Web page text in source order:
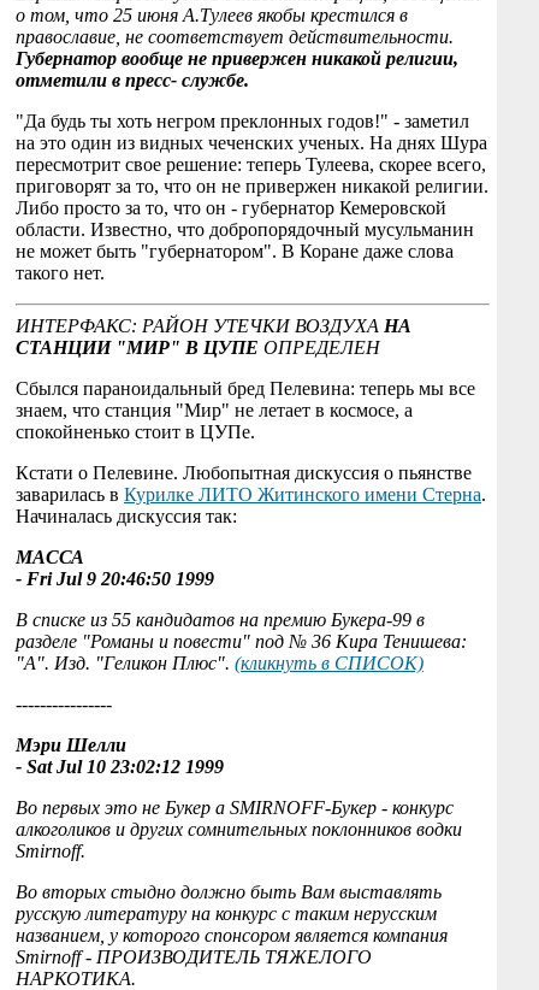
о том, что 25 июня А.Тулеев якобы крестился в
православие, не соответствует действительности.
Губернатор вообще не привержен никакой религии,
отметили в пресс- службе.
"Да будь ты хоть негром преклонных годов!" - заметил
на это один из видных чеченских ученых. На днях Шура
пересмотрит свое решение: теперь Тулеева, скорее всего,
приговорят за то, что он не привержен никакой религии.
Либо просто за то, что он - губернатор Кемеровской
области. Известно, что добропорядочный мусульманин
не может быть "губернатором". В Коране даже слова
такого нет.
ИНТЕРФАКС: РАЙОН УТЕЧКИ ВОЗДУХА НА
СТАНЦИИ "МИР" В ЦУПЕ ОПРЕДЕЛЕН
Сбылся параноидальный бред Пелевина: теперь мы все
знаем, что станция "Мир" не летает в космосе, а
спокойненько стоит в ЦУПе.
Кстати о Пелевине. Любопытная дискуссия о пьянстве
заварилась в Курилке ЛИТО Житинского имени Стерна.
Начиналась дискуссия так:
МАССА
- Fri Jul 9 20:46:50 1999
В списке из 55 кандидатов на премию Букера-99 в
разделе "Романы и повести" под № 36 Кира Тенишева:
"А". Изд. "Геликон Плюс". (кликнуть в СПИСОК)
----------------
Мэри Шелли
- Sat Jul 10 23:02:12 1999
Во первых это не Букер а SMIRNOFF-Букер - конкурс
алкоголиков и других сомнительных поклонников водки
Smirnoff.
Во вторых стыдно должно быть Вам выставлять
русскую литературу на конкурс с таким нерусским
названием, у которого спонсором является компания
Smirnoff - ПРОИЗВОДИТЕЛЬ ТЯЖЕЛОГО
НАРКОТИКА.